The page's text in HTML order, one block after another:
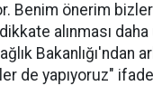
Benim önerim
alınması
Bakanlığı'ndan
de yapıyoruz"